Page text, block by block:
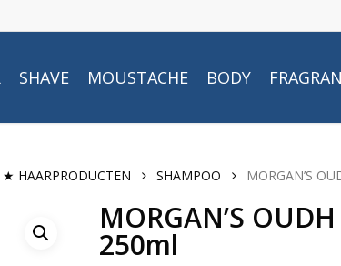
SHAVE MOUSTACHE BODY
HAARPRODUCTEN SHAMPOO MORGAN’S
MORGAN’S
250ml